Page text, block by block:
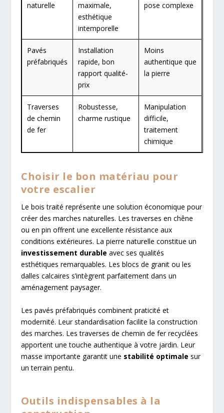
naturelle
maximale,
esthétique
intemporelle
pose complexe
Pavés
préfabriqués
Installation
rapide, bon
rapport qualité-
prix
Moins
authentique que
la pierre
Traverses
de chemin
de fer
Robustesse,
charme rustique
Manipulation
difficile,
traitement
chimique
Choisir le bon matériau pour
votre escalier
Le bois traité représente une solution économique pour
créer des marches naturelles. Les traverses en chêne
ou en pin offrent une excellente résistance aux
conditions extérieures. La pierre naturelle constitue un
investissement durable avec ses qualités
esthétiques remarquables. Les blocs de granit ou les
dalles calcaires s’intègrent parfaitement dans un
aménagement paysager.
Les pavés préfabriqués combinent praticité et
modernité. Leur standardisation facilite la construction
des marches. Les traverses de chemin de fer recyclées
apportent une touche authentique à votre jardin. Leur
masse importante garantit une stabilité optimale sur
un terrain pentu.
Outils indispensables à la